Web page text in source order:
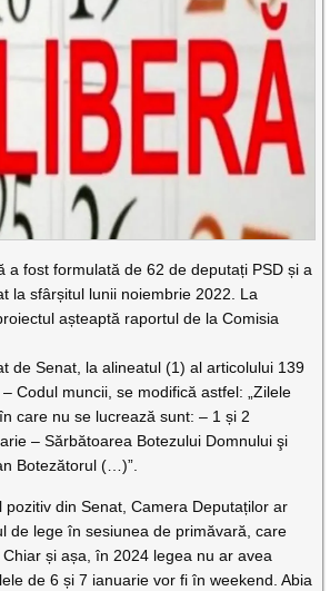
a fost formulată de 62 de deputați PSD și a
la sfârșitul lunii noiembrie 2022. La
așteaptă raportul de la Comisia
de Senat, la alineatul (1) al articolului 139
Codul muncii, se modifică astfel: „Zilele
care nu se lucrează sunt: – 1 și 2
– Sărbătoarea Botezului Domnului şi
Botezătorul (…)”.
pozitiv din Senat, Camera Deputaților ar
de lege în sesiunea de primăvară, care
și așa, în 2024 legea nu ar avea
de 6 și 7 ianuarie vor fi în weekend. Abia